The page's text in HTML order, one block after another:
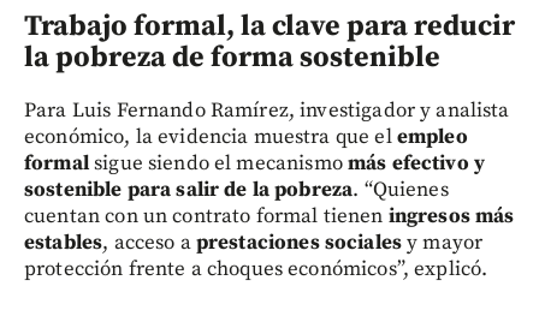
Trabajo formal, la clave para reducir
la pobreza de forma sostenible
Para Luis Fernando Ramírez, investigador y analista
económico, la evidencia muestra que elempleo
formalsigue siendo el mecanismomás efectivo y
sostenible para salir de la pobreza. “Quienes
cuentan con un contrato formal tienen ingresos más
estables, acceso aprestaciones socialesy mayor
protección frente a choques económicos”, explicó.